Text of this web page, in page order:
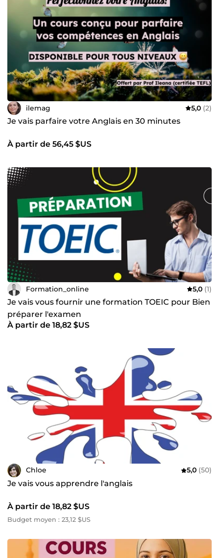
ilemag 5,0 (2)
Je vais parfaire votre Anglais en 30 minutes
À partir de 56,45 $US
Formation_online 5,0 (1)
Je vais vous fournir une formation TOEIC pour Bien
préparer l'examen
À partir de 18,82 $US
Chloe 5,0 (50)
Je vais vous apprendre l'anglais
À partir de 18,82 $US
Budget moyen : 23,12 $US